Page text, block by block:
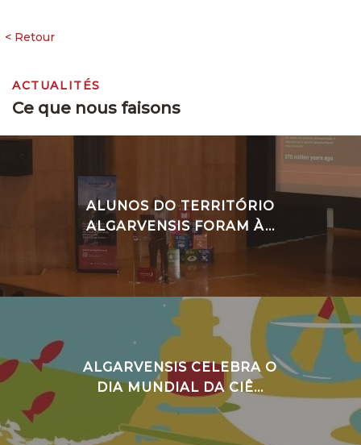
ACTUALITÉS
Ce que nous faisons
ALUNOS DO TERRITÓRIO
ALGARVENSIS FORAM À...
ALGARVENSIS CELEBRA O
DIA MUNDIAL DA CIÊ...